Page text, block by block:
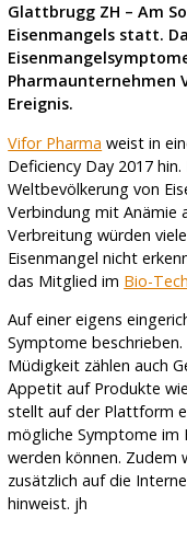
Glattbrugg ZH – Am
Eisenmangels statt.
Pharmaunternehmen
Ereignis.
Vifor Pharma weist in
Deficiency Day 2017
Weltbevölkerung von
Verbindung mit Anämie
Verbreitung würden
Eisenmangel nicht
das Mitglied im Bio-
Auf einer eigens
Symptome
Müdigkeit zählen auch
Appetit auf Produkte
stellt auf der Plattform
mögliche Symptome im
werden können. Zudem
zusätzlich auf die
hinweist. jh